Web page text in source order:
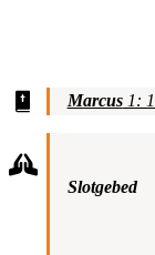
Marcus1:
Slotgebed